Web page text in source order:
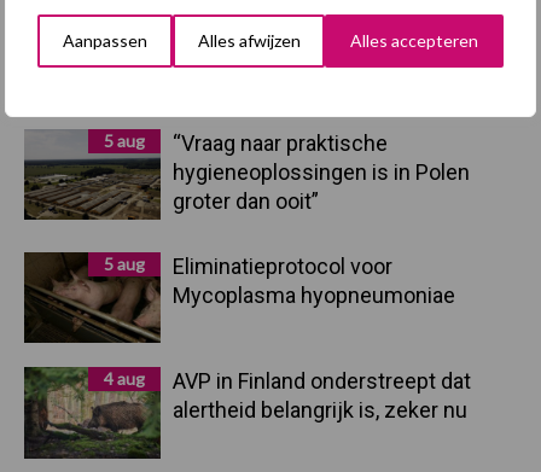
Aanpassen Alles afwijzen Alles accepteren
7 aug
Grondstoffenmarkt blijft grillig:
droogte en geopolitiek houden
5 aug
“Vraag naar praktische
hygieneoplossingen is in Polen
groter dan ooit”
5 aug
Eliminatieprotocol voor
Mycoplasma hyopneumoniae
4 aug
AVP in Finland onderstreept dat
alertheid belangrijk is, zeker nu